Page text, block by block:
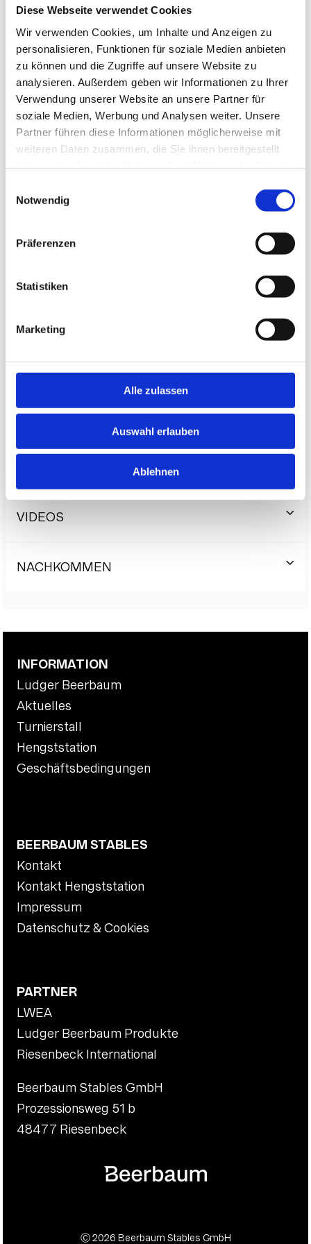
Diese Webseite verwendet Cookies
Wir verwenden Cookies, um Inhalte und Anzeigen zu
personalisieren, Funktionen für soziale Medien anbieten
zu können und die Zugriffe auf unsere Website zu
analysieren. Außerdem geben wir Informationen zu Ihrer
Verwendung unserer Website an unsere Partner für
soziale Medien, Werbung und Analysen weiter. Unsere
Partner führen diese Informationen möglicherweise mit
weiteren Daten zusammen, die Sie ihnen bereitgestellt
Notwendig
Präferenzen
Statistiken
Marketing
Alle zulassen
Auswahl erlauben
Ablehnen
850€ netto pro 1 Paillette, wir verkaufen den Samen
nur in Deutschland. Für weitere Informationen:
www.quelhommedehus.com
Der TG-Samen ist nicht für ICSI zugelassen. Die
Verwendung des Samens für ICSI oder andere
fortgeschrittene Fortpflanzungsmethoden ist nur
nach vorheriger Absprache und Abschluss eine
gesonderten Nutzungsvertrag zulässig.
Quidam de Revel
P-Hawaii
Jalisco B
Dirka
BESCHREIBUNG
VIDEOS
NACHKOMMEN
Beerbaum Stables GmbH
Prozessionsweg 51 b
48477 Riesenbeck
INFORMATION
Ludger Beerbaum
Aktuelles
Turnierstall
Hengststation
Geschäftsbedingungen
BEERBAUM STABLES
Kontakt
Kontakt Hengststation
Impressum
Datenschutz & Cookies
PARTNER
LWEA
Ludger Beerbaum Produkte
Riesenbeck International
Ⓒ 2026 Beerbaum Stables GmbH